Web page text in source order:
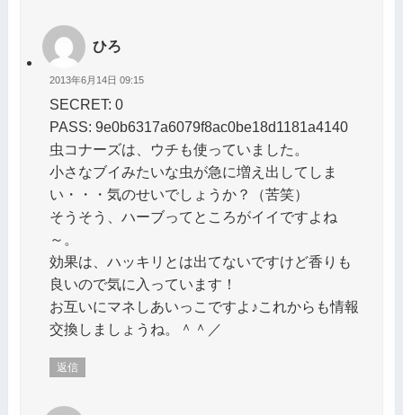
ひろ
2013年6月14日 09:15
SECRET: 0
PASS: 9e0b6317a6079f8ac0be18d1181a4140
虫コナーズは、ウチも使っていました。
小さなブイみたいな虫が急に増え出してしま
い・・・気のせいでしょうか？（苦笑）
そうそう、ハーブってところがイイですよね
～。
効果は、ハッキリとは出てないですけど香りも
良いので気に入っています！
お互いにマネしあいっこですよ♪これからも情報
交換しましょうね。＾＾／
返信